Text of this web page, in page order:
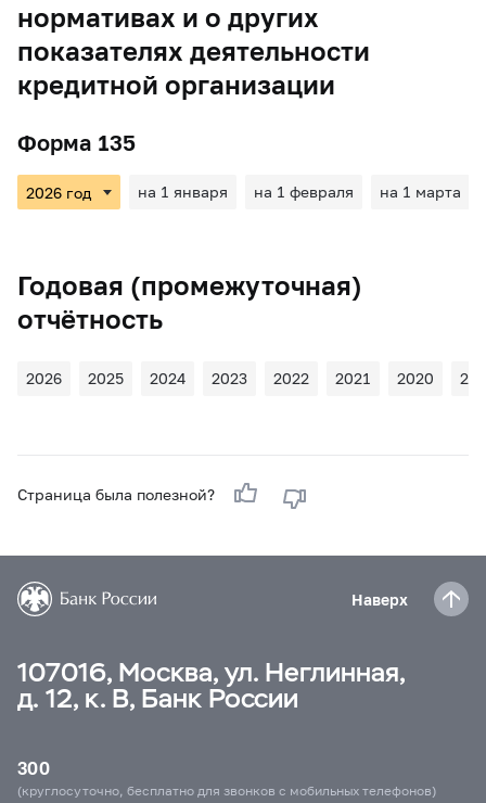
нормативах и о других
показателях деятельности
кредитной организации
Форма 135
на 1 января на 1 февраля на 1 марта
Годовая (промежуточная)
отчётность
2026 2025 2024 2023 2022 2021 2020
Страница была полезной?
Наверх
107016, Москва, ул. Неглинная,
д. 12, к. В, Банк России
300
(круглосуточно, бесплатно для звонков с мобильных телефонов)